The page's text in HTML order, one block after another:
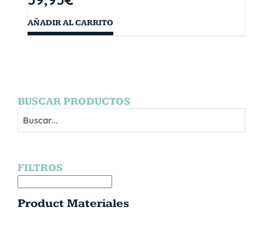
AÑADIR AL CARRITO
BUSCAR PRODUCTOS
FILTROS
Product Materiales